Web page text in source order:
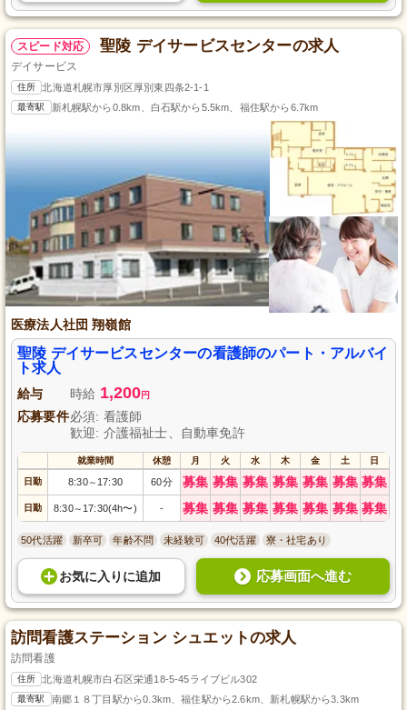
スピード対応 聖陵 デイサービスセンターの求人
デイサービス
住所 北海道札幌市厚別区厚別東四条2-1-1
最寄駅 新札幌駅から0.8km、白石駅から5.5km、福住駅から6.7km
医療法人社団 翔嶺館
聖陵 デイサービスセンターの看護師のパート・アルバイ
ト求人
給与 時給 1,200円
応募要件必須: 看護師
歓迎: 介護福祉士、自動車免許
就業時間 休憩 月 火 水 木 金 土 日
日勤 8:30～ 17:30 60分 募集 募集 募集 募集 募集 募集 募集
日勤 8:30～ 17:30(4h〜) - 募集 募集 募集 募集 募集 募集 募集
50代活躍 新卒可 年齢不問 未経験可 40代活躍 寮・社宅あり
お気に入り に追加 応募画面へ進む
訪問看護ステーション シュエットの求人
訪問看護
住所 北海道札幌市白石区栄通18-5-45ライブビル302
最寄駅 南郷１８丁目駅から0.3km、福住駅から2.6km、新札幌駅から3.3km